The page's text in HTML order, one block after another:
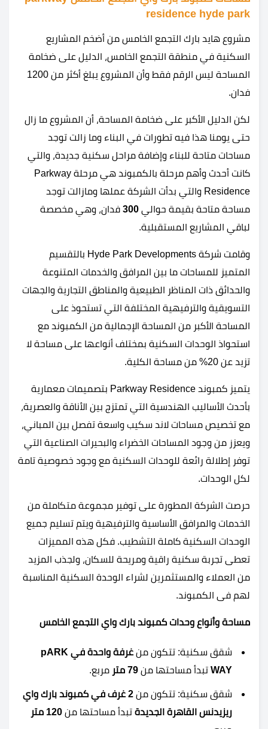
residence hyde park
مشروع هايد بارك التجمع الخامس من أضخم المشاريع
السكنية في منطقة التجمع الخامس، الدليل على ضخامة
المساحة ليس الرقم فقط وأن المشروع يبلغ أكثر من 1200
فدان.
لكن الدليل الأكبر على ضخامة المساحة، أن المشروع ما زال
حتى يومنا هذا فيه تطورات في البناء وما زالت توجد
مساحات متاحة للبناء وإضافة مراحل سكنية جديدة، والتي
كانت أحدث وأهم مرحلة بالكمبوند هي مرحلة Parkway
Residence والتي بدأت الشركة عملها ومازالت توجد
مساحة متاحة بقيمة حوالي 300 فدان، وهي مخصصة
لباقي المشاريع المستقبلية.
وقامت شركة Hyde Park Developments بالتقسيم
المتميز للمساحات ما بين المرافق والخدمات المتنوعة
والحدائق ذات المناظر الطبيعية والمناطق التجارية والجهات
التسويقية والترفيهية المختلفة التي تستحوذ على
المساحة الأكبر من المساحة الإجمالية من الكمبوند مع
استحواذ الوحدات السكنية بمختلف أنواعها على مساحة لا
تزيد عن 20% من مساحة الكلية.
يتميز كمبوند Parkway Residence بتصميمات معمارية
بأحدث الأساليب الهندسية التي تمتزج بين الأناقة والعصرية،
مع تخصيص مساحات لاند سكيب واسعة تفصل بين المباني،
ويعزز من وجود المساحات الخضراء والبحيرات الصناعية التي
توفر إطلالة رائعة للوحدات السكنية مع وجود خصوصية تامة
لكل الوحدات.
حرصت الشركة المطورة على توفير مجموعة متكاملة من
الخدمات والمرافق الأساسية والترفيهية ويتم تسليم جميع
الوحدات السكنية كاملة التشطيب. فكل هذه المميزات
تعطى تجربة سكنية راقية ومريحة للسكان، ولجذب المزيد
من العملاء والمستثمرين لشراء الوحدة السكنية المناسبة
لهم فى الكمبوند.
مساحة وأنواع وحدات كمبوند بارك واي التجمع الخامس
شقق سكنية: تتكون من غرفة
واحدة في pARK
WAY تبدأ مساحتها من 79 متر مربع.
شقق سكنية: تتكون من 2 غرف في كمبوند بارك واي
ريزيدنس القاهرة الجديدة تبدأ مساحتها من 120 متر